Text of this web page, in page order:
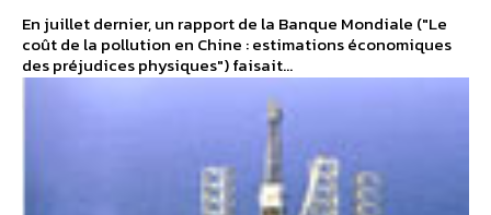
En juillet dernier, un rapport de la Banque Mondiale ("Le
coût de la pollution en Chine : estimations économiques
des préjudices physiques") faisait...